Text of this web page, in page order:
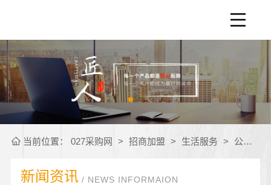
当前位置： 027采购网 > 招商加盟 > 生活服务 > 公司新闻
新闻资讯 / NEWS INFORMAION